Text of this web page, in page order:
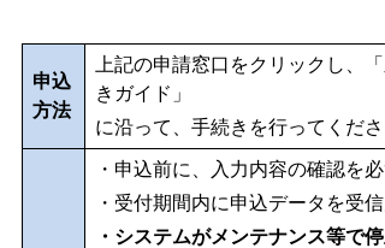
申込
方法
上記の申請窓口をクリックし、
きガイド」
に沿って、手続きを行ってくださ
・申込前に、入力内容の確認を
・受付期間内に申込データを受
・システムがメンテナンス等で